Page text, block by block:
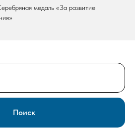
медаль «За развитие
Поиск